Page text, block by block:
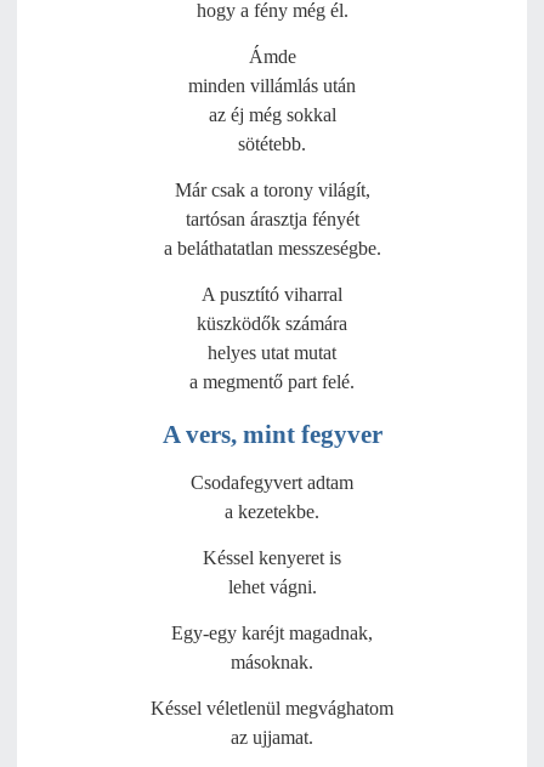
hogy a fény még él.
Ámde
minden villámlás után
az éj még sokkal
sötétebb.
Már csak a torony világít,
tartósan árasztja fényét
a beláthatatlan messzeségbe.
A pusztító viharral
küszködők számára
helyes utat mutat
a megmentő part felé.
A vers, mint fegyver
Csodafegyvert adtam
a kezetekbe.
Késsel kenyeret is
lehet vágni.
Egy-egy karéjt magadnak,
másoknak.
Késsel véletlenül megvághatom
az ujjamat.